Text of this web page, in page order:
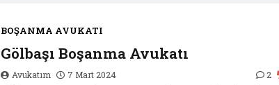
BOŞANMA AVUKATI
Gölbaşı Boşanma Avukatı
Avukatım 7 Mart 2024 2